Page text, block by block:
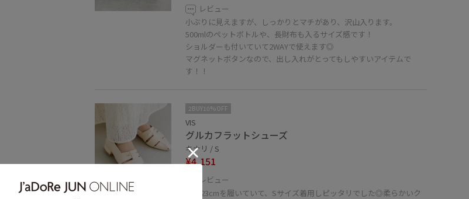
レビュー
小ぶりに見えますが、しっかりとマチがあり、沢山入ります。
500mlのペットボトルや、長財布も入るサイズ感です！
ショルダーも付いていて2WAYで使えます◎
マグネットボタンなので、出し入れがとってもしやすいアイテムで
す！！
40%OFF
2BUY10%OFF
VIS
グルカフラットシューズ
キナリ / S
¥4,151
レビュー
普段23cmを履いていて、Sサイズ着用しピッタリでした◎柔らかいク